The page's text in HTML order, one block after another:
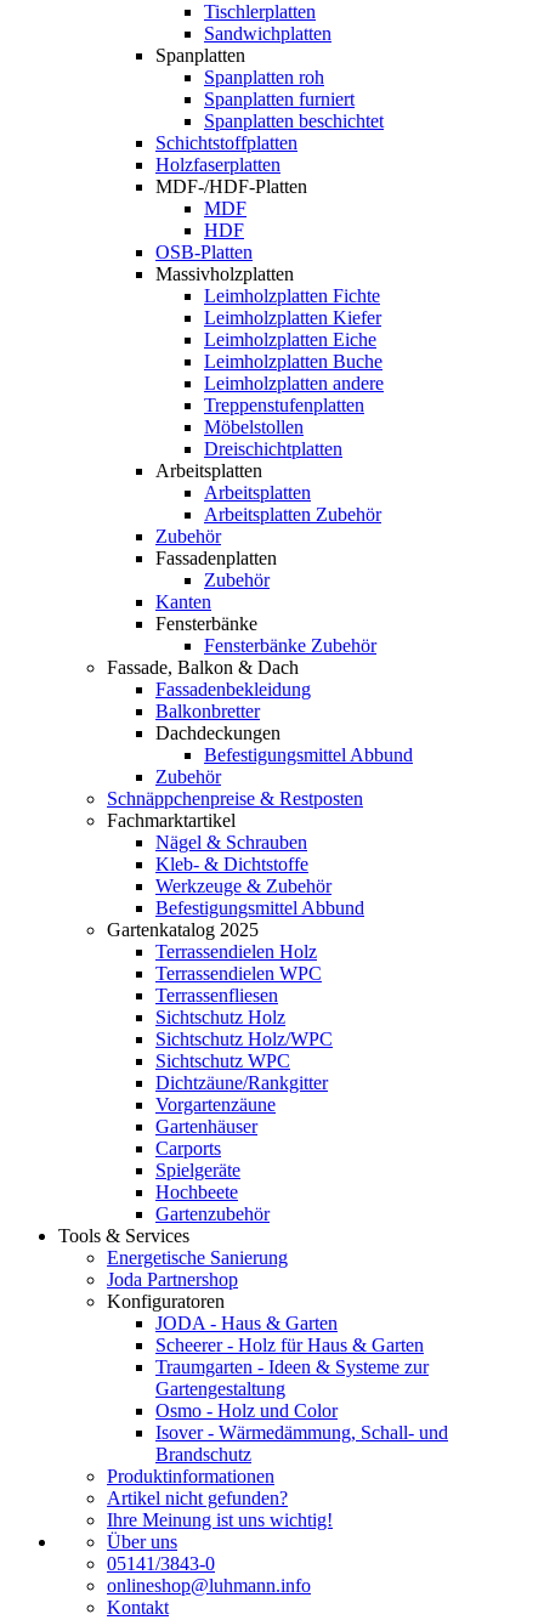
Tischlerplatten
Sandwichplatten
Spanplatten
Spanplatten roh
Spanplatten furniert
Spanplatten beschichtet
Schichtstoffplatten
Holzfaserplatten
MDF-/HDF-Platten
MDF
HDF
OSB-Platten
Massivholzplatten
Leimholzplatten Fichte
Leimholzplatten Kiefer
Leimholzplatten Eiche
Leimholzplatten Buche
Leimholzplatten andere
Treppenstufenplatten
Möbelstollen
Dreischichtplatten
Arbeitsplatten
Arbeitsplatten
Arbeitsplatten Zubehör
Zubehör
Fassadenplatten
Zubehör
Kanten
Fensterbänke
Fensterbänke Zubehör
Fassade, Balkon & Dach
Fassadenbekleidung
Balkonbretter
Dachdeckungen
Befestigungsmittel Abbund
Zubehör
Schnäppchenpreise & Restposten
Fachmarktartikel
Nägel & Schrauben
Kleb- & Dichtstoffe
Werkzeuge & Zubehör
Befestigungsmittel Abbund
Gartenkatalog 2025
Terrassendielen Holz
Terrassendielen WPC
Terrassenfliesen
Sichtschutz Holz
Sichtschutz Holz/WPC
Sichtschutz WPC
Dichtzäune/Rankgitter
Vorgartenzäune
Gartenhäuser
Carports
Spielgeräte
Hochbeete
Gartenzubehör
Tools & Services
Energetische Sanierung
Joda Partnershop
Konfiguratoren
JODA - Haus & Garten
Scheerer - Holz für Haus & Garten
Traumgarten - Ideen & Systeme zur
Gartengestaltung
Osmo - Holz und Color
Isover - Wärmedämmung, Schall- und
Brandschutz
Produktinformationen
Artikel nicht gefunden?
Ihre Meinung ist uns wichtig!
Über uns
05141/3843-0
onlineshop@luhmann.info
Kontakt